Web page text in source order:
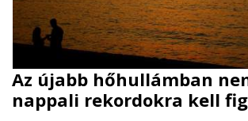
Az újabb hőhullámban
nappali rekordokra kell